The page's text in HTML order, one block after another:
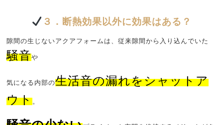
３．断熱効果以外に効果はある？
隙間の生じないアクアフォームは、従来隙間から入り込んでいた
騒音や
気になる内部の生活音の漏れをシャットア
ウト。